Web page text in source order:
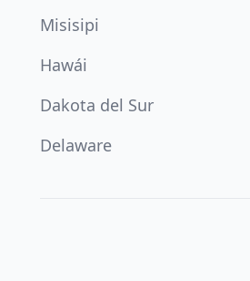
Misisipi
Hawái
Dakota del Sur
Delaware